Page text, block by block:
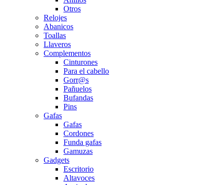
Otros
Relojes
Abanicos
Toallas
Llaveros
Complementos
Cinturones
Para el cabello
Gorr@s
Pañuelos
Bufandas
Pins
Gafas
Gafas
Cordones
Funda gafas
Gamuzas
Gadgets
Escritorio
Altavoces